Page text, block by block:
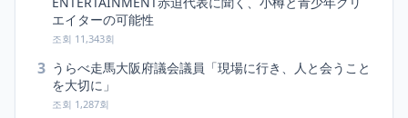
エイターの可能性
조회 11,343회
3 うらべ走馬大阪府議会議員「現場に行き、人と会うこと
を大切に」
조회 1,287회